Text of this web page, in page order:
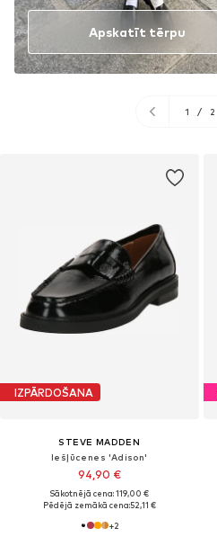
IZPĀRDOŠANA
STEVE MADDEN
Iešļūcenes 'Adison'
94,90 €
Sākotnējā cena: 119,00 €
Pēdējā zemākā cena:52,11 €
+2
Apskatīt tērpu
1 / 2